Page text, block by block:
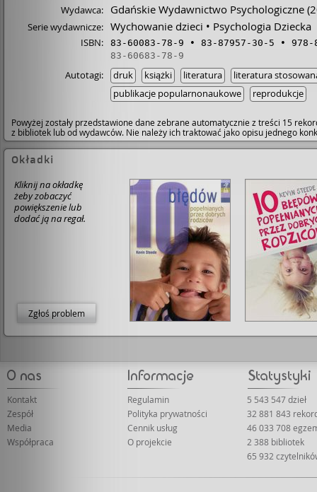
Wydawca: Gdańskie Wydawnictwo Psychologiczne
Serie wydawnicze: Wychowanie dzieci Psychologia Dziecka
ISBN: 83-60083-78-9 83-87957-30-5
978-
83-60683-78-9
Autotagi: druk książki literatura
literatura
publikacje popularnonaukowe
reprodukcje
Powyżej zostały przedstawione dane zebrane automatycznie z treści 15
z bibliotek lub od wydawców. Nie należy ich traktować jako opisu jednego
Okładki
Kliknij na okładkę
żeby zobaczyć
powiększenie lub
dodać ją na regał.
Zgłoś problem
Kontakt
Zespół
Media
Współpraca
Regulamin
Polityka prywatności
Cennik usług
O projekcie
5 543 547 dzieł
32 881 843
46 033 708
2 388 bibliotek
65 932